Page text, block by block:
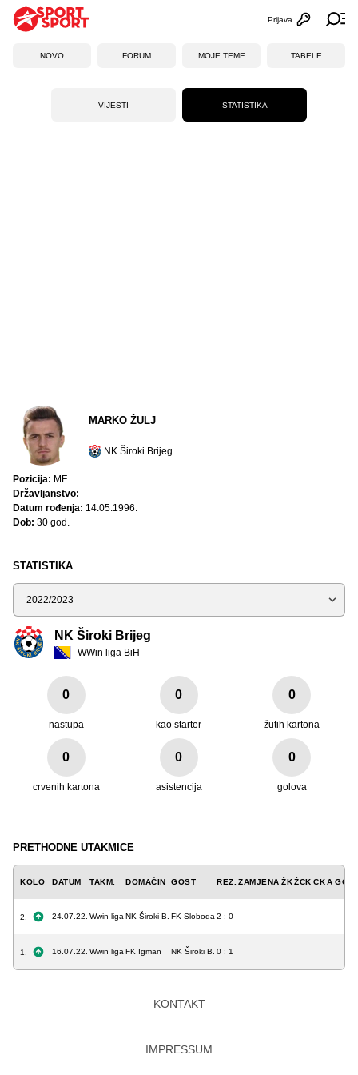
Otvori
Prijava
NOVO FORUM MOJE TEME TABELE
VIJESTI STATISTIKA
STATISTIKA
Sezona
NK Široki Brijeg
WWin liga BiH
0
nastupa
0
kao starter
0
žutih kartona
0
crvenih kartona
0
asistencija
0
golova
PRETHODNE UTAKMICE
KOLO DATUM TAKM. DOMAĆIN GOST REZ. ZAMJENA ŽKŽCK CKA GOL
2. 24.07.22. Wwin liga NK Široki B. FK Sloboda 2 : 0
1. 16.07.22. Wwin liga FK Igman NK Široki B. 0 : 1
MARKO ŽULJ
NK Široki Brijeg
Pozicija: MF
Državljanstvo: -
Datum rođenja: 14.05.1996.
Dob: 30 god.
KONTAKT
IMPRESSUM